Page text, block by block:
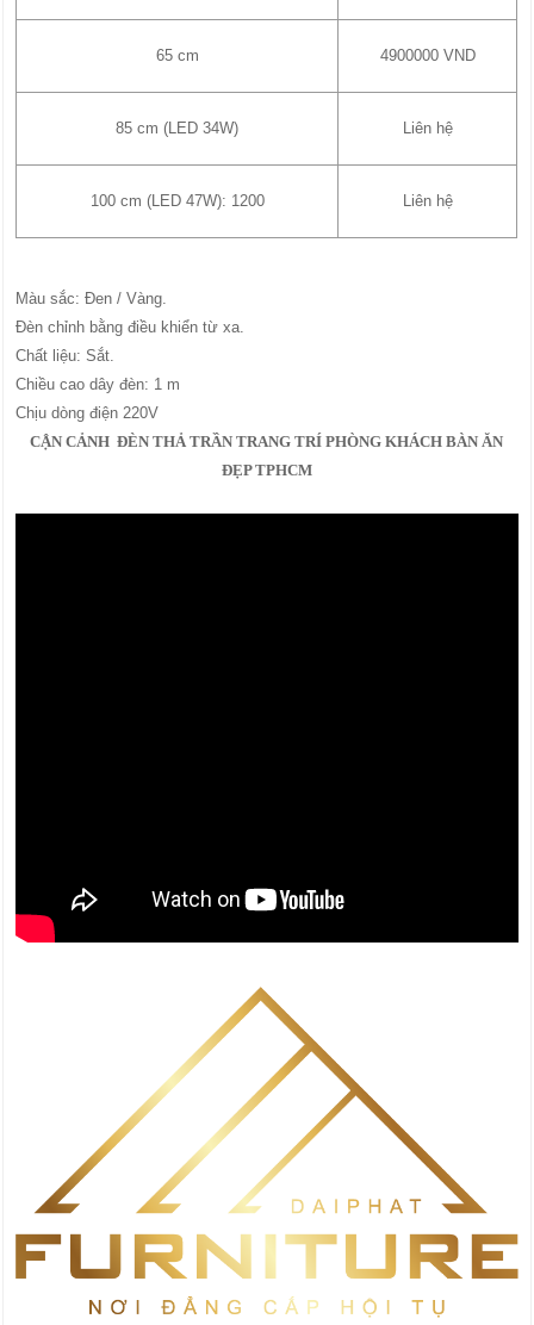
65 cm 4900000 VND
85 cm (LED 34W) Liên hệ
100 cm (LED 47W): 1200 Liên hệ
Màu sắc: Đen / Vàng.
Đèn chỉnh bằng điều khiển từ xa.
Chất liệu: Sắt.
Chiều cao dây đèn: 1 m
Chịu dòng điện 220V
CẬN CẢNH ĐÈN THẢ TRẦN TRANG TRÍ PHÒNG KHÁCH BÀN ĂN
ĐẸP TPHCM